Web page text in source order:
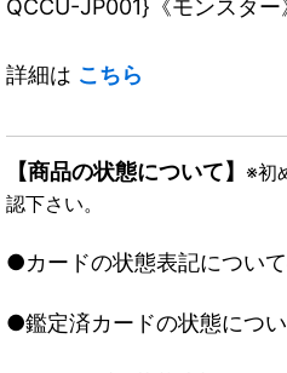
QCCU-JP001}《モンスター
詳細は こちら
【商品の状態について】 ※初
認下さい。
●カードの状態表記につい
●鑑定済カードの状態につ